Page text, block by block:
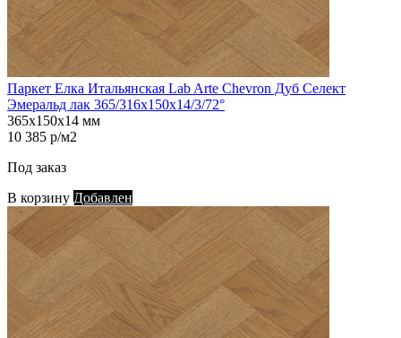
Паркет Елка Итальянская Lab Arte Chevron Дуб Селект
Эмеральд лак 365/316х150х14/3/72°
365х150х14 мм
10 385 р/м2
Под заказ
В корзину Добавлен